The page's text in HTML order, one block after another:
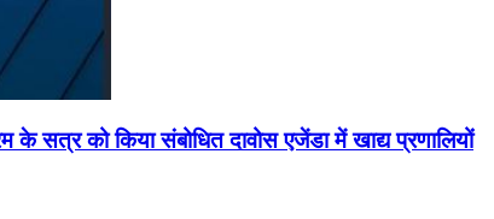
के सत्र को किया संबोधित दावोस एजेंडा में खाद्य प्रणालियों